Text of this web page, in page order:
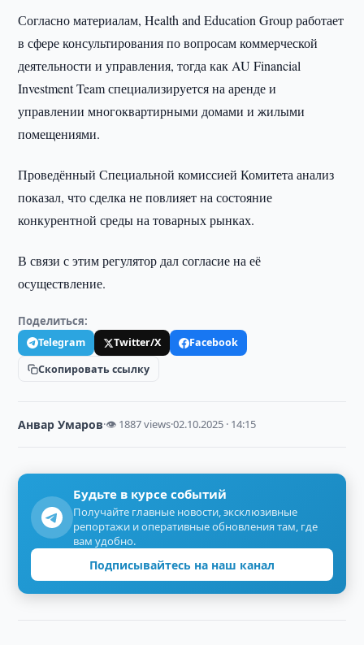
Согласно материалам, Health and Education Group работает
в сфере консультирования по вопросам коммерческой
деятельности и управления, тогда как AU Financial
Investment Team специализируется на аренде и
управлении многоквартирными домами и жилыми
помещениями.
Проведённый Специальной комиссией Комитета анализ
показал, что сделка не повлияет на состояние
конкурентной среды на товарных рынках.
В связи с этим регулятор дал согласие на её
осуществление.
Поделиться:
Telegram Twitter/X
Facebook
Скопировать ссылку
Анвар Умаров·👁 1887 views·02.10.2025 · 14:15
Будьте в курсе событий
Получайте главные новости, эксклюзивные
репортажи и оперативные обновления там, где
вам удобно.
Подписывайтесь на наш канал